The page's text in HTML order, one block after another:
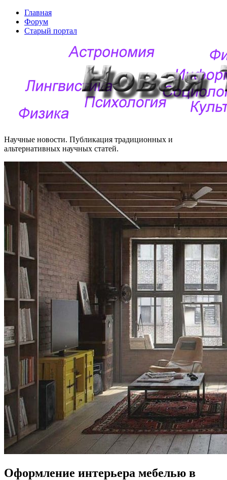
Главная
Форум
Старый портал
Научные новости. Публикация традиционных и
альтернативных научных статей.
Оформление интерьера мебелью в